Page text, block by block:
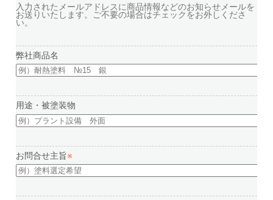
入力されたメールアドレスに商品情報などのお知らせメールを
お送りいたします。ご不要の場合はチェックをお外しくださ
い。
弊社商品名
用途・被塗装物
お問合せ主旨※